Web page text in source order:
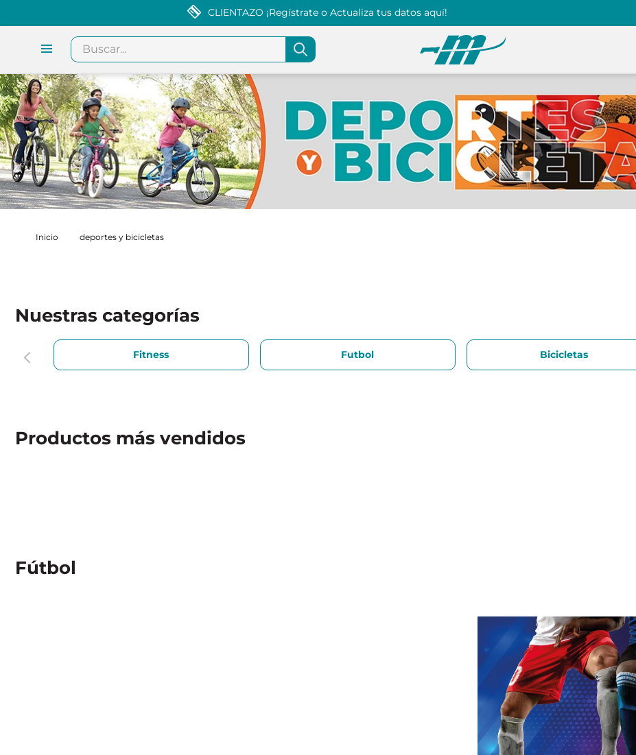
CLIENTAZO ¡Regístrate o Actualiza tus datos aquí!
Buscar...
deportes y bicicletas
Nuestras categorías
Fitness Futbol Bicicletas
Productos más vendidos
Fútbol